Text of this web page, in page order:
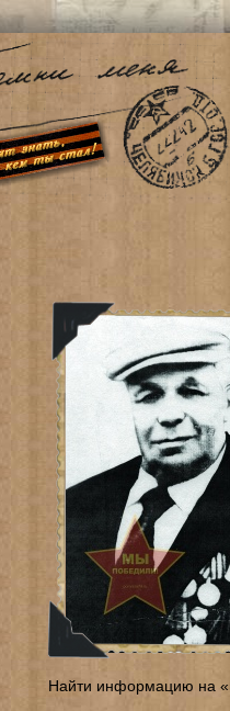
Найти информацию на